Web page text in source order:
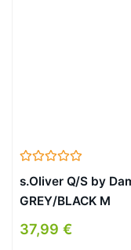
s.Oliver Q/S by
GREY/BLACK M
37,99 €